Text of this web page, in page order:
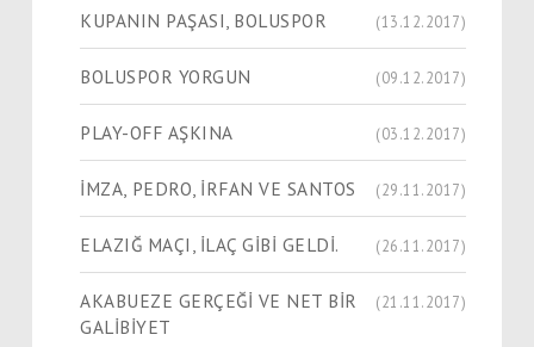
KUPANIN PAŞASI, BOLUSPOR (13.12.2017)
BOLUSPOR YORGUN (09.12.2017)
PLAY-OFF AŞKINA (03.12.2017)
İMZA, PEDRO, İRFAN VE SANTOS (29.11.2017)
ELAZIĞ MAÇI, İLAÇ GİBİ GELDİ. (26.11.2017)
AKABUEZE GERÇEĞİ VE NET BİR
GALİBİYET
(21.11.2017)